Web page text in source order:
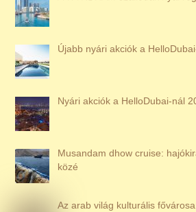
Újabb nyári akciók a
Nyári akciók a HelloDubai-nál
Musandam dhow cruise:
közé
Az arab világ kulturális